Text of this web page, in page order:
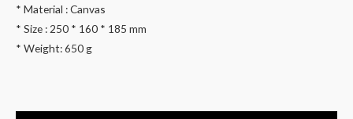
* Material : Canvas
* Size : 250 * 160 * 185 mm
* Weight: 650 g